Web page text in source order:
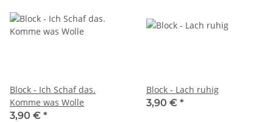
Block - Ich Schaf das.
Komme was Wolle
3,90 € *
Block - Lach ruhig
3,90 € *